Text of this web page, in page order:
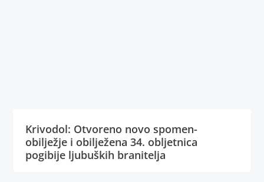
Krivodol: Otvoreno novo spomen-
obilježje i obilježena 34. obljetnica
pogibije ljubuških branitelja